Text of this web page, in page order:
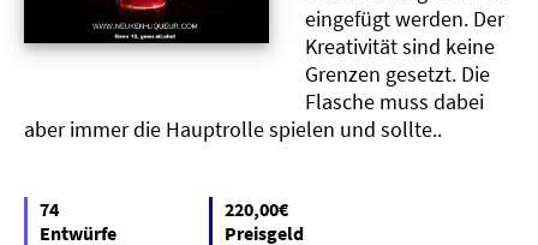
eingefügt werden. Der
Kreativität sind keine
Grenzen gesetzt. Die
Flasche muss dabei
aber immer die Hauptrolle spielen und sollte..
74
Entwürfe
220,00€
Preisgeld